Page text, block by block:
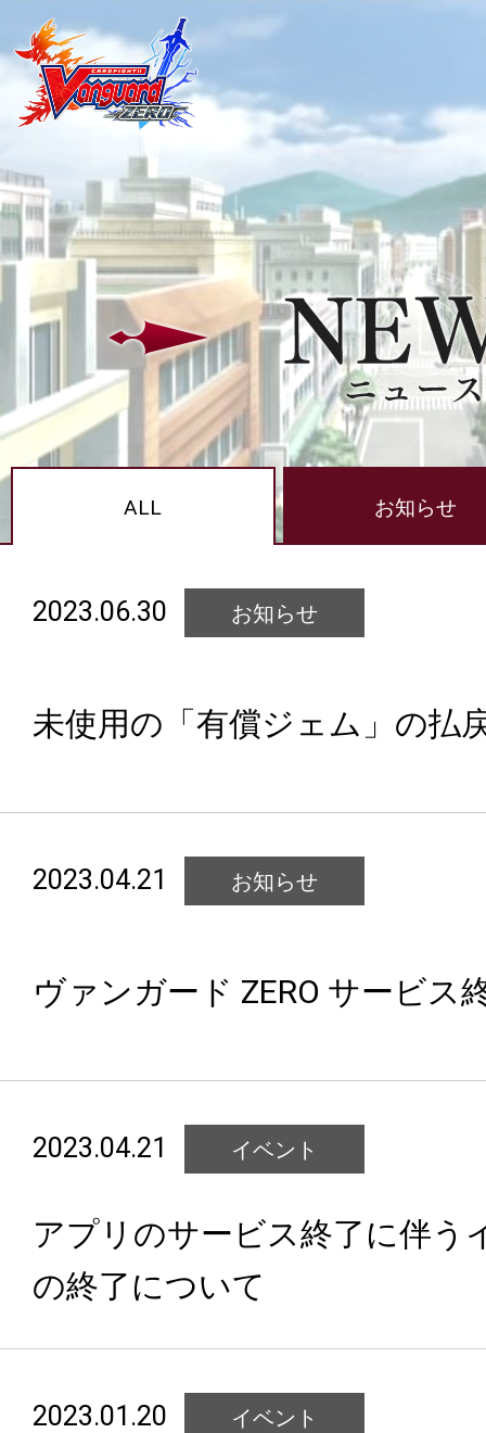
ALL お知らせ
2023.06.30 お知らせ
未使用の「有償ジェム」の払
2023.04.21 お知らせ
ヴァンガード ZERO サービス
2023.04.21 イベント
アプリのサービス終了に伴う
の終了について
2023.01.20 イベント